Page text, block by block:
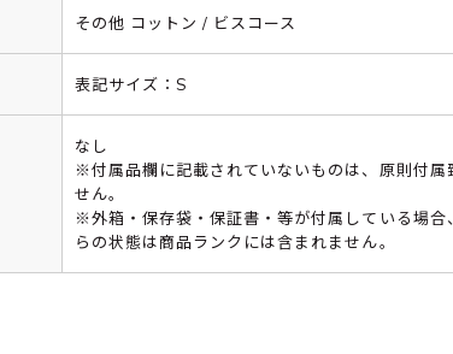
その他 コットン / ビスコース
表記サイズ：S
なし
※付属品欄に記載されていないものは、原則付属
せん。
※外箱・保存袋・保証書・等が付属している場合
らの状態は商品ランクには含まれません。